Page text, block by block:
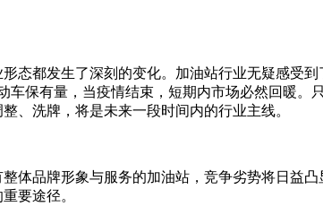
态都发生了深刻的变化。加油站行业无疑感受
保有量，当疫情结束，短期内市场必然回暖。
、洗牌，将是未来一段时间内的行业主线。
体品牌形象与服务的加油站，竞争劣势将日益
要途径。